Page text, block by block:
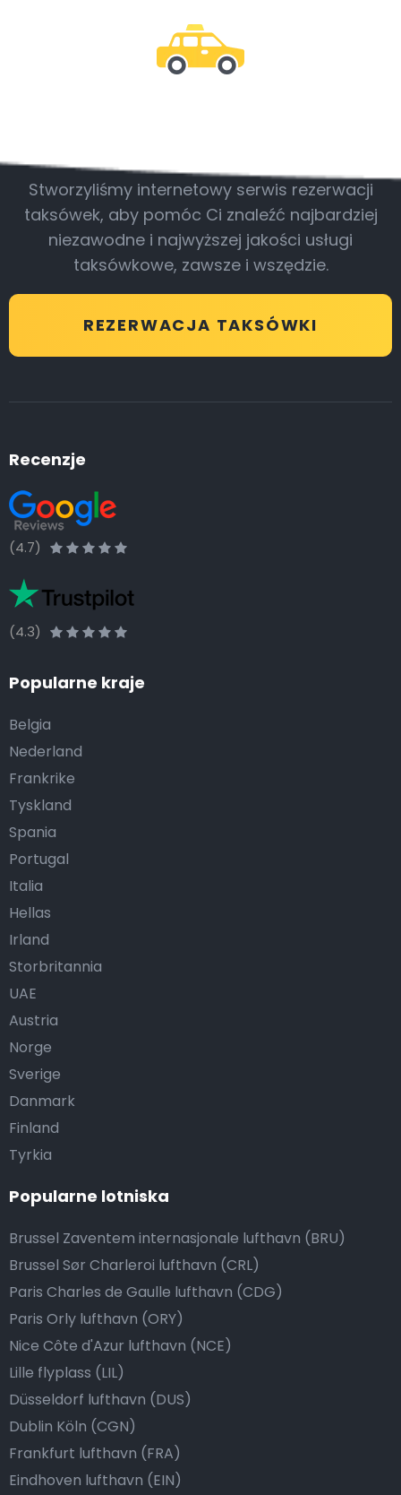
Stworzyliśmy internetowy serwis rezerwacji
taksówek, aby pomóc Ci znaleźć najbardziej
niezawodne i najwyższej jakości usługi
taksówkowe, zawsze i wszędzie.
REZERWACJA TAKSÓWKI
Recenzje
(4.7)
(4.3)
Popularne kraje
Belgia
Nederland
Frankrike
Tyskland
Spania
Portugal
Italia
Hellas
Irland
Storbritannia
UAE
Austria
Norge
Sverige
Danmark
Finland
Tyrkia
Popularne lotniska
Brussel Zaventem internasjonale lufthavn (BRU)
Brussel Sør Charleroi lufthavn (CRL)
Paris Charles de Gaulle lufthavn (CDG)
Paris Orly lufthavn (ORY)
Nice Côte d'Azur lufthavn (NCE)
Lille flyplass (LIL)
Düsseldorf lufthavn (DUS)
Dublin Köln (CGN)
Frankfurt lufthavn (FRA)
Eindhoven lufthavn (EIN)